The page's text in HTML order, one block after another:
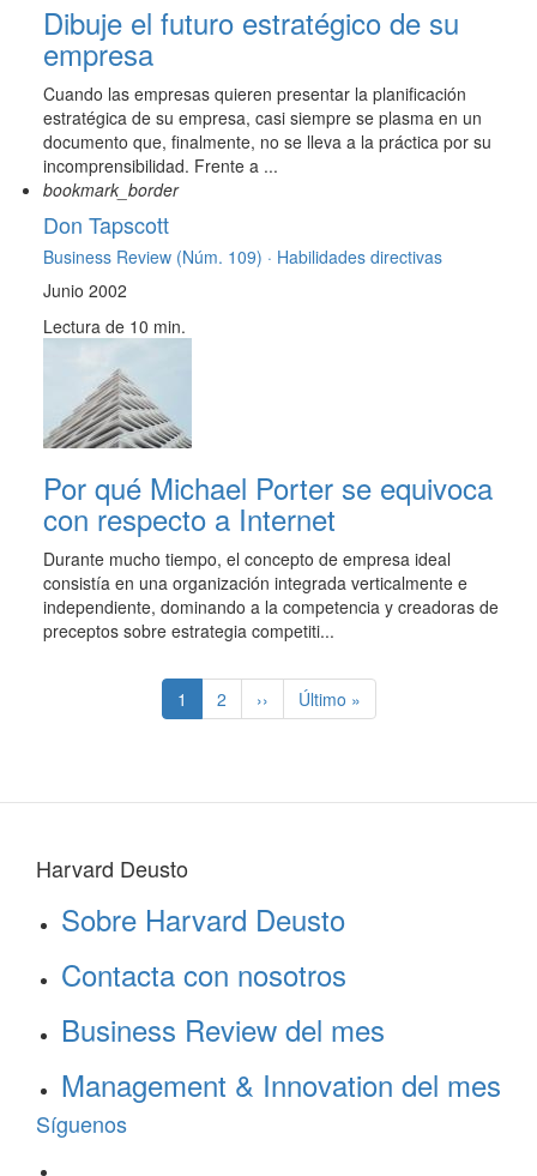
Dibuje el futuro estratégico de su
empresa
Cuando las empresas quieren presentar la planificación
estratégica de su empresa, casi siempre se plasma en un
documento que, finalmente, no se lleva a la práctica por su
incomprensibilidad. Frente a ...
bookmark_border
Don Tapscott
Business Review (Núm. 109) · Habilidades directivas
Junio 2002
Lectura de 10 min.
Por qué Michael Porter se equivoca
con respecto a Internet
Durante mucho tiempo, el concepto de empresa ideal
consistía en una organización integrada verticalmente e
independiente, dominando a la competencia y creadoras de
preceptos sobre estrategia competiti...
Página
actual
1 Page
2
Siguiente
página
››
Última
página
Último »
Harvard Deusto
Sobre Harvard Deusto
Contacta con nosotros
Business Review del mes
Management & Innovation del mes
Síguenos